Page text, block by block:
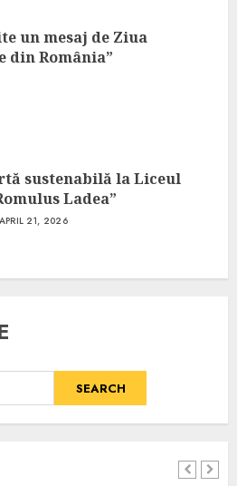
un mesaj de Ziua
România”
sustenabilă la Liceul
Ladea”
APRIL 21, 2026
SEARCH